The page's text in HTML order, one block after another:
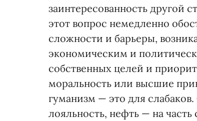
заинтересованность другой
этот вопрос немедленно
сложности и барьеры,
экономическим и
собственных целей и
моральность или высшие
гуманизм — это для
лояльность, нефть — на